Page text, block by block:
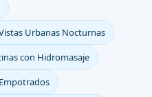
Urbanas Nocturnas
con Hidromasaje